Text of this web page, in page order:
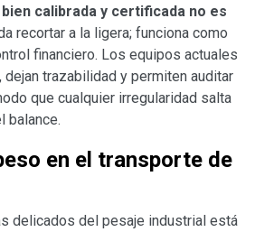
bien calibrada y certificada no es
recortar a la ligera; funciona como
financiero. Los equipos actuales
dejan trazabilidad y permiten auditar
que cualquier irregularidad salta
balance.
en el transporte de
delicados del pesaje industrial está